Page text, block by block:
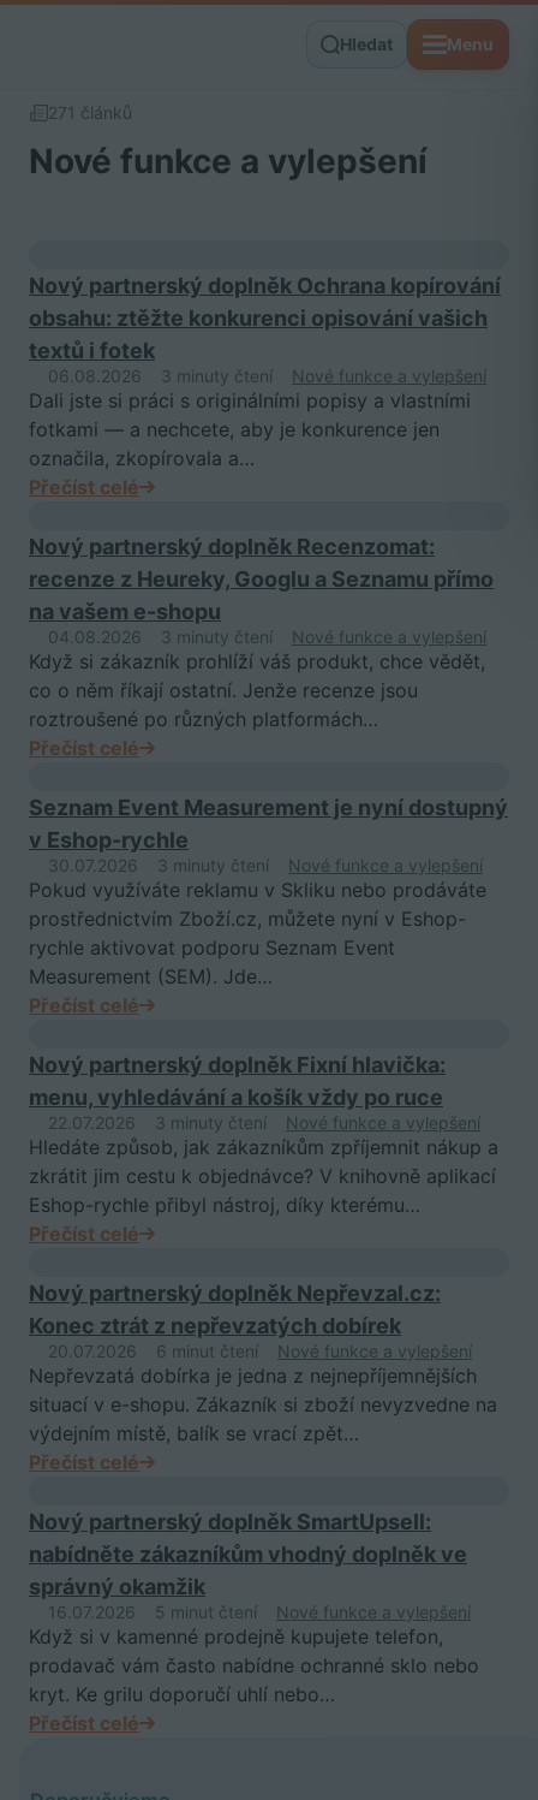
Hledat Menu
271 článků
Nové funkce a vylepšení
Nový partnerský doplněk Ochrana kopírování
obsahu: ztěžte konkurenci opisování vašich
textů i fotek
06.08.2026 3 minuty čtení Nové funkce a vylepšení
Dali jste si práci s originálními popisy a vlastními
fotkami — a nechcete, aby je konkurence jen
označila, zkopírovala a…
Přečíst celé
Nový partnerský doplněk Recenzomat:
recenze z Heureky, Googlu a Seznamu přímo
na vašem e-shopu
04.08.2026 3 minuty čtení Nové funkce a vylepšení
Když si zákazník prohlíží váš produkt, chce vědět,
co o něm říkají ostatní. Jenže recenze jsou
roztroušené po různých platformách…
Přečíst celé
Seznam Event Measurement je nyní dostupný
v Eshop-rychle
30.07.2026 3 minuty čtení Nové funkce a vylepšení
Pokud využíváte reklamu v Skliku nebo prodáváte
prostřednictvím Zboží.cz, můžete nyní v Eshop-
rychle aktivovat podporu Seznam Event
Measurement (SEM). Jde…
Přečíst celé
Nový partnerský doplněk Fixní hlavička:
menu, vyhledávání a košík vždy po ruce
22.07.2026 3 minuty čtení Nové funkce a vylepšení
Hledáte způsob, jak zákazníkům zpříjemnit nákup a
zkrátit jim cestu k objednávce? V knihovně aplikací
Eshop-rychle přibyl nástroj, díky kterému…
Přečíst celé
Nový partnerský doplněk Nepřevzal.cz:
Konec ztrát z nepřevzatých dobírek
20.07.2026 6 minut čtení Nové funkce a vylepšení
Nepřevzatá dobírka je jedna z nejnepříjemnějších
situací v e-shopu. Zákazník si zboží nevyzvedne na
výdejním místě, balík se vrací zpět…
Přečíst celé
Nový partnerský doplněk SmartUpsell:
nabídněte zákazníkům vhodný doplněk ve
správný okamžik
16.07.2026 5 minut čtení Nové funkce a vylepšení
Když si v kamenné prodejně kupujete telefon,
prodavač vám často nabídne ochranné sklo nebo
kryt. Ke grilu doporučí uhlí nebo…
Přečíst celé